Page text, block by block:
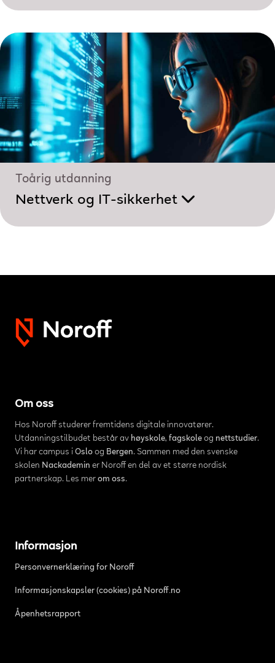
Toårig utdanning
Nettverk og IT-sikkerhet
Om oss
Hos Noroff studerer fremtidens digitale innovatører.
Utdanningstilbudet består av høyskole, fagskoleog nettstudier.
Vi har campus i Osloog Bergen. Sammen med den svenske
skolen Nackademin er Noroff en del av et større nordisk
partnerskap. Les mer om oss.
Informasjon
Personvernerklæring for Noroff
Informasjonskapsler (cookies) på Noroff.no
Åpenhetsrapport